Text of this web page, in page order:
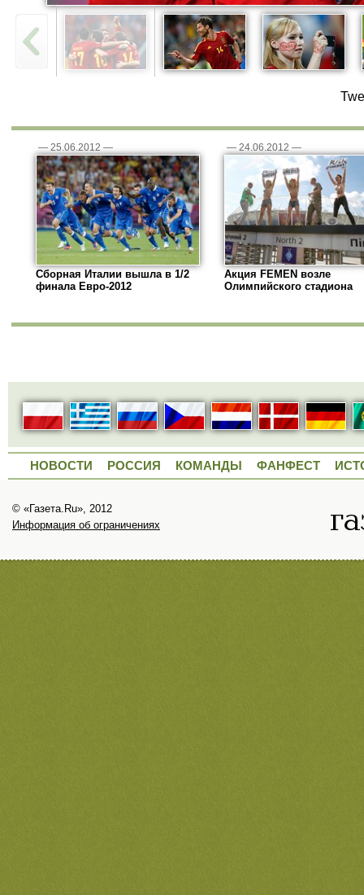
— 25.06.2012 —
Сборная Италии вышла в 1/2
финала Евро-2012
— 24.06.2012 —
Акция FEMEN возле
Олимпийского стадиона
НОВОСТИ РОССИЯ КОМАНДЫ ФАНФЕСТ
© «Газета.Ru», 2012
Информация об ограничениях